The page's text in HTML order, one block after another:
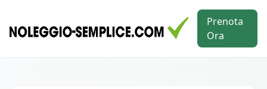
Prenota
Ora